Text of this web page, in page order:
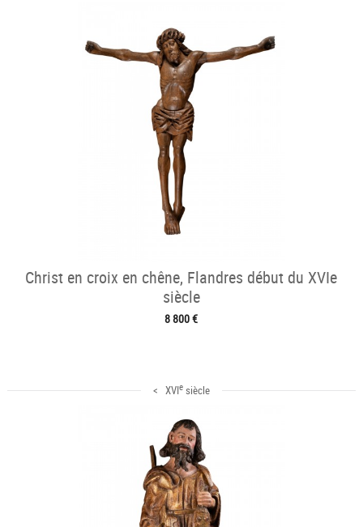
Christ en croix en chêne, Flandres début du XVIe
siècle
8 800 €
< XVIesiècle